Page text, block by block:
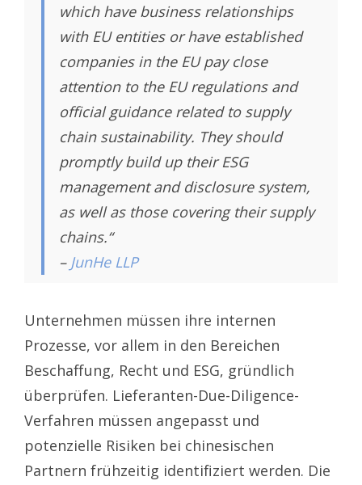
which have business relationships
with EU entities or have established
companies in the EU pay close
attention to the EU regulations and
official guidance related to supply
chain sustainability. They should
promptly build up their ESG
management and disclosure system,
as well as those covering their supply
chains.“
– JunHe LLP
Unternehmen müssen ihre internen
Prozesse, vor allem in den Bereichen
Beschaffung, Recht und ESG, gründlich
überprüfen. Lieferanten-Due-Diligence-
Verfahren müssen angepasst und
potenzielle Risiken bei chinesischen
Partnern frühzeitig identifiziert werden. Die